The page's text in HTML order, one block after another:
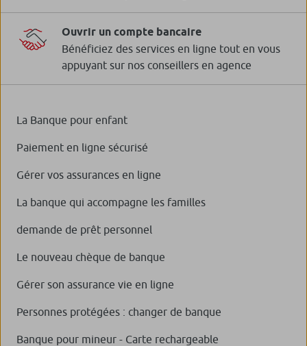
Ouvrir un compte bancaire
Bénéficiez des services en ligne tout en vous
appuyant sur nos conseillers en agence
La Banque pour enfant
Paiement en ligne sécurisé
Gérer vos assurances en ligne
La banque qui accompagne les familles
demande de prêt personnel
Le nouveau chèque de banque
Gérer son assurance vie en ligne
Personnes protégées : changer de banque
Banque pour mineur - Carte rechargeable